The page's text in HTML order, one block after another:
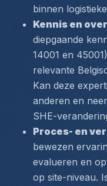
binnen
Kennis en
diepgaande
14001 en
relevante
Kan deze
anderen en
SHE-
Proces- en
bewezen
evalueren en
op site-niveau.